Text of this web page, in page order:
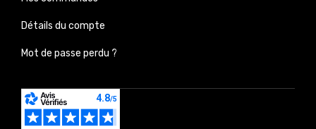
Détails du compte
Mot de passe perdu ?